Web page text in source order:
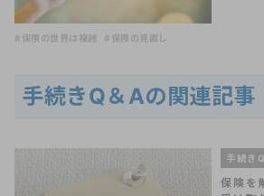
#保険の世界は複雑 #保険の見直し
手続きQ＆Aの関連記事
手続き
保険を